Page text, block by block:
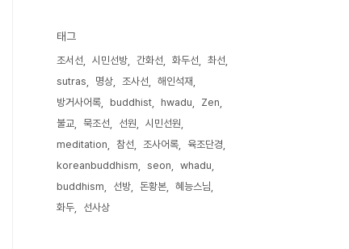
태그
조서선 시민선방 간화선 화두선
촤선
sutras
명상 조사선
해인석재
방거사어록
buddhist hwadu
Zen
불교
묵조선 선원
시민선원
meditation
참선 조사어록
육조단경
koreanbuddhism
seon
whadu
buddhism
선방 돈황본
혜능스님
화두
선사상